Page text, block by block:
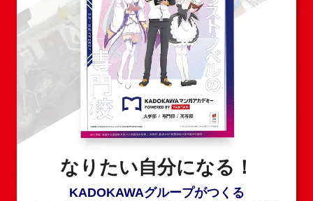
なりたい自分になる！
KADOKAWAグループがつくる